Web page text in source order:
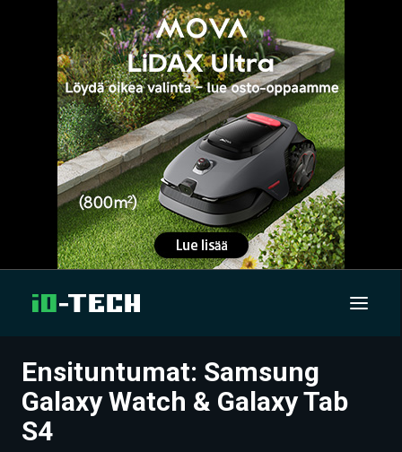
UUTISET
ARTIKKELIT
Ensituntumat: Samsung
Galaxy Watch & Galaxy Tab
S4